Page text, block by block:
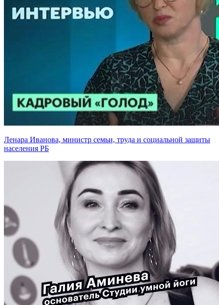
Ленара Иванова, министр семьи, труда и социальной защиты
населения РБ